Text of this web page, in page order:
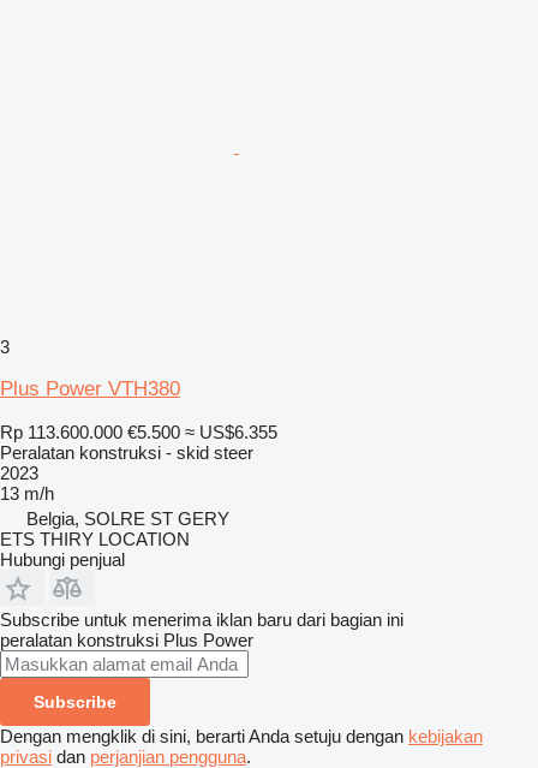
3
Plus Power VTH380
Rp 113.600.000 €5.500 ≈ US$6.355
Peralatan konstruksi - skid steer
2023
13 m/h
Belgia, SOLRE ST GERY
ETS THIRY LOCATION
Hubungi penjual
Subscribe untuk menerima iklan baru dari bagian ini
peralatan konstruksi Plus Power
Subscribe
Dengan mengklik di sini, berarti Anda setuju dengan kebijakan
privasi dan perjanjian pengguna.